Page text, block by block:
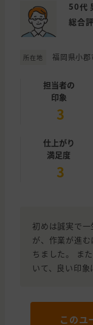
50代
総合
所在地 福岡県小郡
担当者の
印象
3
仕上がり
満足度
3
初めは誠実で
が、作業が進
ちました。 ま
いて、良い印象
このユ